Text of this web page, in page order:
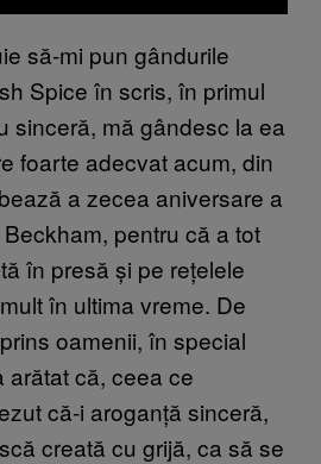
să-mi pun gândurile
Spice în scris, în primul
sinceră, mă gândesc la ea
foarte adecvat acum, din
a zecea aniversare a
pentru că a tot
în presă și pe rețelele
în ultima vreme. De
oamenii, în special
arătat că, ceea ce
că-i aroganță sinceră,
creată cu grijă, ca să se